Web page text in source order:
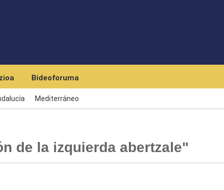
Bideoforuma
Mediterráneo
de la izquierda abertzale"